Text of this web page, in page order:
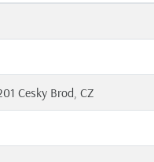
Cesky Brod, CZ